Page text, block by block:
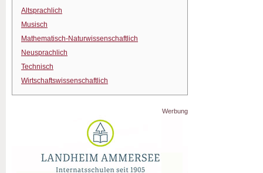
Altsprachlich
Musisch
Mathematisch-Naturwissenschaftlich
Neusprachlich
Technisch
Wirtschaftswissenschaftlich
Werbung